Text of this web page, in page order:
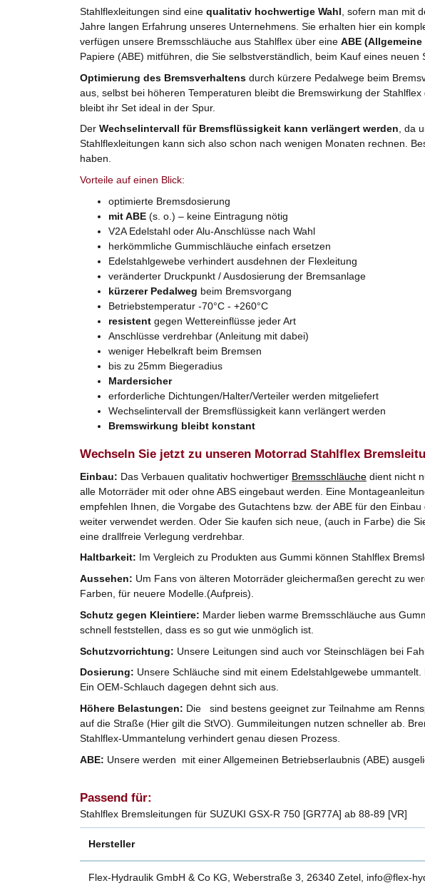
Stahlflexleitungen sind eine qualitativ hochwertige Wahl , sofern man mit
Jahre langen Erfahrung unseres Unternehmens. Sie erhalten hier ein
verfügen unsere Bremsschläuche aus Stahlflex über eine ABE
Papiere (ABE) mitführen, die Sie selbstverständlich, beim Kauf eines
Optimierung des Bremsverhaltens durch kürzere Pedalwege beim
aus, selbst bei höheren Temperaturen bleibt die Bremswirkung der
bleibt ihr Set ideal in der Spur.
Der Wechselintervall für Bremsflüssigkeit kann verlängert werden, da
Stahlflexleitungen kann sich also schon nach wenigen Monaten rechnen.
haben.
Vorteile auf einen Blick:
optimierte Bremsdosierung
mit ABE (s. o.) – keine Eintragung nötig
V2A Edelstahl oder Alu-Anschlüsse nach Wahl
herkömmliche Gummischläuche einfach ersetzen
Edelstahlgewebe verhindert ausdehnen der Flexleitung
veränderter Druckpunkt / Ausdosierung der Bremsanlage
kürzerer Pedalweg beim Bremsvorgang
Betriebstemperatur -70°C - +260°C
resistent gegen Wettereinflüsse jeder Art
Anschlüsse verdrehbar (Anleitung mit dabei)
weniger Hebelkraft beim Bremsen
bis zu 25mm Biegeradius
Mardersicher
erforderliche Dichtungen/Halter/Verteiler werden mitgeliefert
Wechselintervall der Bremsflüssigkeit kann verlängert werden
Bremswirkung bleibt konstant
Wechseln Sie jetzt zu unseren Motorrad Stahlflex
Einbau: Das Verbauen qualitativ hochwertiger Bremsschläuche dient nicht
alle Motorräder mit oder ohne ABS eingebaut werden. Eine
empfehlen Ihnen, die Vorgabe des Gutachtens bzw. der ABE für den
weiter verwendet werden. Oder Sie kaufen sich neue, (auch in Farbe) die
eine drallfreie Verlegung verdrehbar.
Haltbarkeit: Im Vergleich zu Produkten aus Gummi können Stahlflex
Aussehen: Um Fans von älteren Motorräder gleichermaßen gerecht zu
Farben, für neuere Modelle.(Aufpreis).
Schutz gegen Kleintiere: Marder lieben warme Bremsschläuche aus
schnell feststellen, dass es so gut wie unmöglich ist.
Schutzvorrichtung: Unsere Leitungen sind auch vor Steinschlägen bei
Dosierung: Unsere Schläuche sind mit einem Edelstahlgewebe
Ein OEM-Schlauch dagegen dehnt sich aus.
Höhere Belastungen: Die sind bestens geeignet zur Teilnahme am
auf die Straße (Hier gilt die StVO). Gummileitungen nutzen schneller ab.
Stahlflex-Ummantelung verhindert genau diesen Prozess.
ABE: Unsere werden mit einer Allgemeinen Betriebserlaubnis (ABE)
Passend für:
Stahlflex Bremsleitungen für SUZUKI GSX-R 750 [GR77A] ab 88-89 [VR]
Hersteller
Flex-Hydraulik GmbH & Co KG, Weberstraße 3, 26340 Zetel, info@flex-